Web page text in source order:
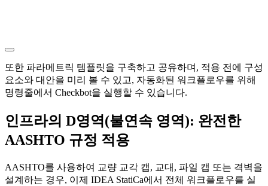
또한 파라메트릭 템플릿을 구축하고 공유하며, 적용 전에 구성
요소와 대안을 미리 볼 수 있고, 자동화된 워크플로우를 위해
명령줄에서 Checkbot을 실행할 수 있습니다.
인프라의 D영역(불연속 영역): 완전한
AASHTO 규정 적용
AASHTO를 사용하여 교량 교각 캡, 교대, 파일 캡 또는 격벽을
설계하는 경우, 이제 IDEA StatiCa에서 전체 워크플로우를 실